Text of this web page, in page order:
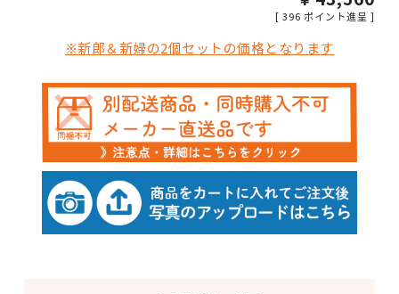
[ 396 ポイント進呈 ]
※新郎＆新婦の2個セットの価格となります